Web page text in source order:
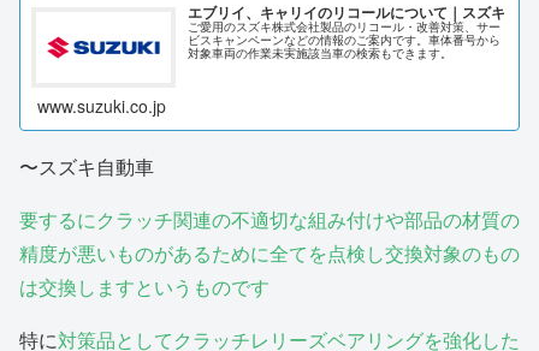
エブリイ、キャリイのリコールについて｜スズキ
ご愛用のスズキ株式会社製品のリコール・改善対策、サー
ビスキャンペーンなどの情報のご案内です。車体番号から
対象車両の作業未実施該当車の検索もできます。
www.suzuki.co.jp
〜スズキ自動車
要するにクラッチ関連の不適切な組み付けや部品の材質の
精度が悪いものがあるために全てを点検し交換対象のもの
は交換しますというものです
特に対策品としてクラッチレリーズベアリングを強化した